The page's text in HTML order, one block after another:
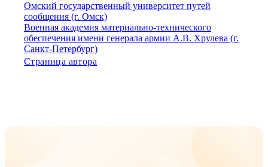
Омский государственный университет путей
сообщения (г. Омск)
Военная академия материально-технического
обеспечения имени генерала армии А.В. Хрулева (г.
Санкт-Петербург)
Страница автора